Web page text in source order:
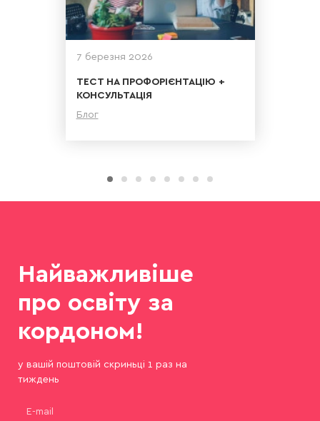
7 березня 2026
ТЕСТ НА ПРОФОРІЄНТАЦІЮ +
КОНСУЛЬТАЦІЯ
Блог
Найважливіше
про освіту за
кордоном!
у вашій поштовій скриньці 1 раз на
тиждень